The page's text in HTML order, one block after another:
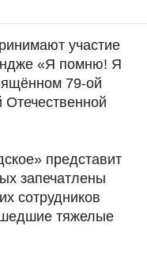
участие
«Я помню! Я
79-ой
представит
запечатлены
сотрудников
тяжелые